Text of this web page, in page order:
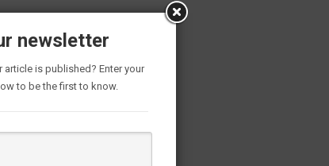
newsletter
is published? Enter your
to be the first to know.